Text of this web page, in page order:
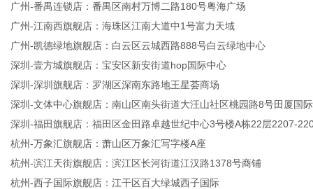
广州-番禺连锁店：番禺区南村万博二路180号粤海广场
广州-江南西旗舰店：海珠区江南大道中1号富力天域
广州-凯德绿地旗舰店：白云区云城西路888号白云绿地中心
深圳-壹方城旗舰店：宝安区新安街道hop国际中心
深圳-深圳旗舰店：罗湖区深南东路地王星荟商场
深圳-文体中心旗舰店：南山区南头街道大汪山社区桃园路8号田厦国
深圳-福田旗舰店：福田区金田路卓越世纪中心3号楼A栋22层2207-
杭州-万象汇旗舰店：萧山区万象汇写字楼A座
杭州-滨江天街旗舰店：滨江区长河街道江汉路1378号商铺
杭州-西子国际旗舰店：江干区百大绿城西子国际